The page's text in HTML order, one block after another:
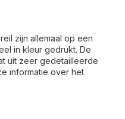
zijn allemaal op een
in kleur gedrukt. De
uit zeer gedetailleerde
informatie over het